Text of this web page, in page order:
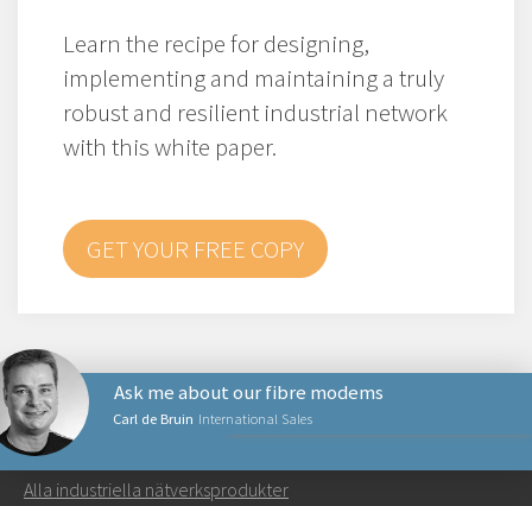
Learn the recipe for designing,
implementing and maintaining a truly
robust and resilient industrial network
with this white paper.
GET YOUR FREE COPY
Carl de Bruin International Sales
Ask me about our fibre modems
NÄTVERKSPRODUKTER
Alla industriella nätverksprodukter